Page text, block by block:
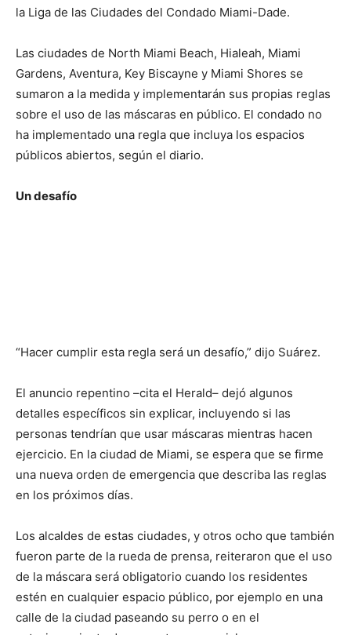
la Liga de las Ciudades del Condado Miami-Dade.
Las ciudades de North Miami Beach, Hialeah, Miami
Gardens, Aventura, Key Biscayne y Miami Shores se
sumaron a la medida y implementarán sus propias reglas
sobre el uso de las máscaras en público. El condado no
ha implementado una regla que incluya los espacios
públicos abiertos, según el diario.
Un desafío
“Hacer cumplir esta regla será un desafío,” dijo Suárez.
El anuncio repentino –cita el Herald– dejó algunos
detalles específicos sin explicar, incluyendo si las
personas tendrían que usar máscaras mientras hacen
ejercicio. En la ciudad de Miami, se espera que se firme
una nueva orden de emergencia que describa las reglas
en los próximos días.
Los alcaldes de estas ciudades, y otros ocho que también
fueron parte de la rueda de prensa, reiteraron que el uso
de la máscara será obligatorio cuando los residentes
estén en cualquier espacio público, por ejemplo en una
calle de la ciudad paseando su perro o en el